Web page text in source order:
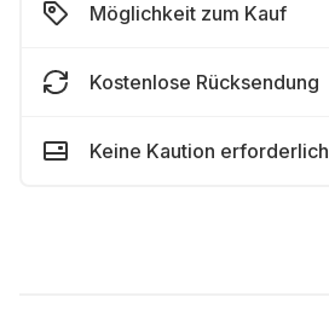
Möglichkeit zum Kauf
Kostenlose Rücksendung
Keine Kaution erforderlich